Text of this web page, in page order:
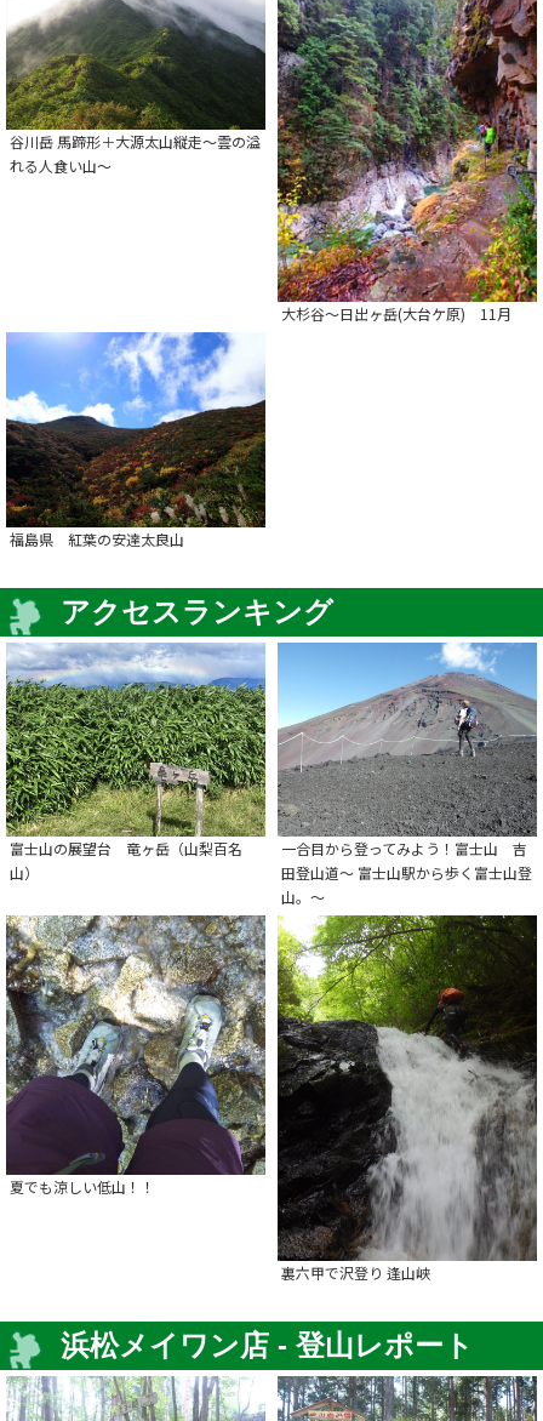
谷川岳 馬蹄形＋大源太山縦走～雲の溢
れる人食い山～
大杉谷～日出ヶ岳(大台ケ原) 11月
福島県 紅葉の安達太良山
アクセスランキング
富士山の展望台 竜ヶ岳（山梨百名
山）
一合目から登ってみよう！富士山 吉
田登山道～ 富士山駅から歩く富士山登
山。～
夏でも涼しい低山！！
裏六甲で沢登り 逢山峡
浜松メイワン店 - 登山レポート